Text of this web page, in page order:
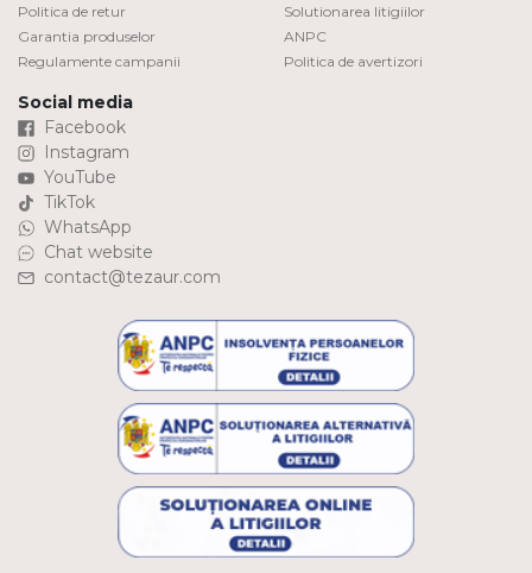
Politica de retur
Garantia produselor
Regulamente campanii
Solutionarea litigiilor
ANPC
Politica de avertizori
Social media
Facebook
Instagram
YouTube
TikTok
WhatsApp
Chat website
contact@tezaur.com